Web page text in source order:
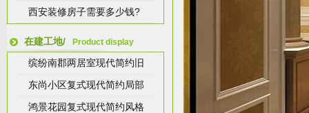
西安装修房子需要多少钱?
在建工地/ Product display
缤纷南郡两居室现代简约旧
东尚小区复式现代简约局部
鸿景花园复式现代简约风格